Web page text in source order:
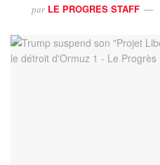
par LE PROGRES STAFF